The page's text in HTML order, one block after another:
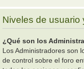
Niveles de usuario
¿Qué son los
Los Administradores son
de control sobre el foro